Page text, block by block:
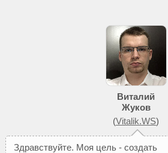
Виталий
Жуков
(Vitalik.WS)
Здравствуйте. Моя цель - создать